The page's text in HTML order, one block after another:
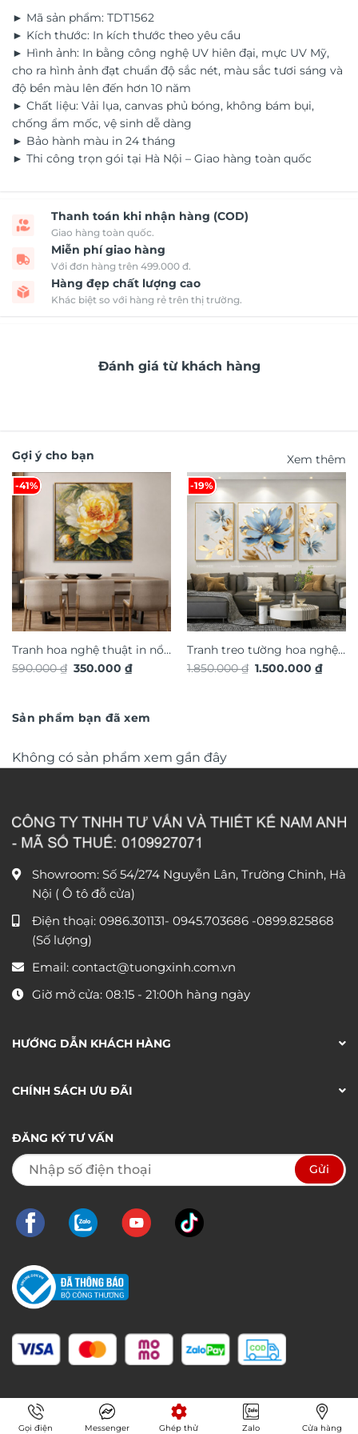
► Mã sản phẩm: TDT1562
► Kích thước: In kích thước theo yêu cầu
► Hình ảnh: In bằng công nghệ UV hiên đại, mực UV Mỹ,
cho ra hình ảnh đạt chuẩn độ sắc nét, màu sắc tươi sáng và
độ bền màu lên đến hơn 10 năm
► Chất liệu: Vải lụa, canvas phủ bóng, không bám bụi,
chống ẩm mốc, vệ sinh dễ dàng
► Bảo hành màu in 24 tháng
► Thi công trọn gói tại Hà Nội – Giao hàng toàn quốc
Thanh toán khi nhận hàng (COD)
Giao hàng toàn quốc.
Miễn phí giao hàng
Với đơn hàng trên 499.000 đ.
Hàng đẹp chất lượng cao
Khác biệt so với hàng rẻ trên thị trường.
Đánh giá từ khách hàng
Gợi ý cho bạn Xem thêm
-41%
Tranh hoa nghệ thuật in nổi
3D hiệu ứng dát vàng
590.000₫ Giá
350.000₫Giá
-19%
Tranh treo tường hoa nghệ
thuật in nổi 3D hiệu ứng dát
1.850.000₫ Giá
1.500.000₫Giá
Sản phẩm bạn đã xem
Không có sản phẩm xem gần đây
Showroom: Số 54/274 Nguyễn Lân, Trường Chinh, Hà
Nội ( Ô tô đỗ cửa)
Điện thoại: 0986.301131- 0945.703686 -0899.825868
(Số lượng)
Email: contact@tuongxinh.com.vn
Giờ mở cửa: 08:15 - 21:00h hàng ngày
HƯỚNG DẪN KHÁCH HÀNG
CHÍNH SÁCH ƯU ĐÃI
ĐĂNG KÝ TƯ VẤN
Gọi điện Messenger Ghép thử Zalo Cửa hàng